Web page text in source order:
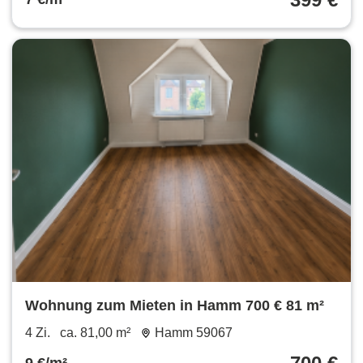
Wohnung zum Mieten in Hamm 700 € 81 m²
4 Zi. ca. 81,00 m² Hamm 59067